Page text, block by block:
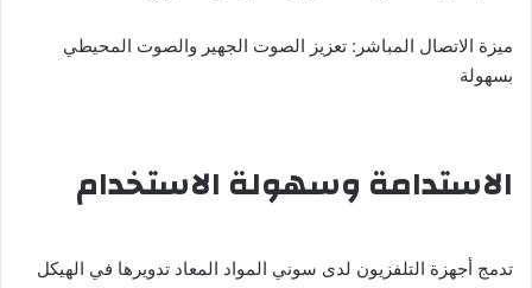
ميزة الاتصال المباشر: تعزيز الصوت الجهير والصوت المحيطي
بسهولة
الاستدامة وسهولة الاستخدام
تدمج أجهزة التلفزيون لدى سوني المواد المعاد تدويرها في الهيكل